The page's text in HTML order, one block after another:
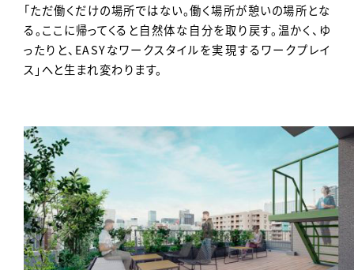
「ただ働くだけの場所ではない。働く場所が憩いの場所とな
る。ここに帰ってくると自然体な自分を取り戻す。温かく、ゆ
ったりと、EASYなワークスタイルを実現するワークプレイ
ス」へと生まれ変わります。